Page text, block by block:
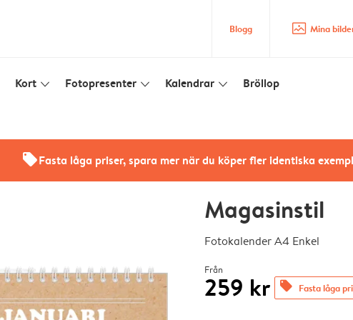
Blogg image_placeholder Mina
Kort slim_arrow_down Fotopresenter slim_arrow_down Kalendrar slim_arrow_down Bröllop
offersFasta låga priser, spara mer när du köper fler identiska
Magasinstil
Fotokalender A4 Enkel
Från
259 kr offers Fasta låga